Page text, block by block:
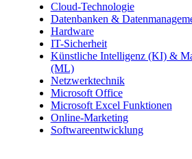
Cloud-Technologie
Datenbanken &
Hardware
IT-Sicherheit
Künstliche Intelligenz (KI) &
(ML)
Netzwerktechnik
Microsoft Office
Microsoft Excel Funktionen
Online-Marketing
Softwareentwicklung